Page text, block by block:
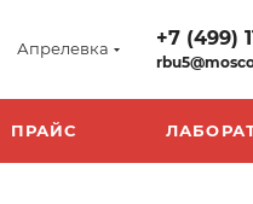
Апрелевка +7 (499)
ПРАЙС